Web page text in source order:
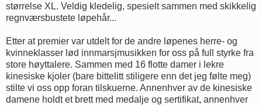
størrelse XL. Veldig kledelig, spesielt sammen med skikkelig
regnværsbustete løpehår...
Etter at premier var utdelt for de andre løpenes herre- og
kvinneklasser lød innmarsjmusikken for oss på full styrke fra
store høyttalere. Sammen med 16 flotte damer i lekre
kinesiske kjoler (bare bittelitt stiligere enn det jeg følte meg)
stilte vi oss opp foran tilskuerne. Annenhver av de kinesiske
damene holdt et brett med medalje og sertifikat, annenhver